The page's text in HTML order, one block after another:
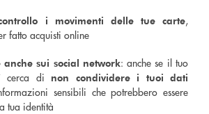
i movimenti delle tue carte,
fatto acquisti online
anche sui social network: anche se il tuo
cerca di non condividere i tuoi dati
sensibili che potrebbero essere
tua identità